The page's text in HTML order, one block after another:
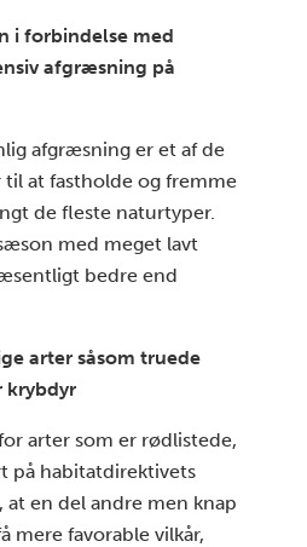
i forbindelse med
afgræsning på
afgræsning er et af de
til at fastholde og fremme
de fleste naturtyper.
med meget lavt
bedre end
arter såsom truede
krybdyr
arter som er rødlistede,
på habitatdirektivets
at en del andre men knap
mere favorable vilkår,